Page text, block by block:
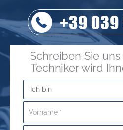
+39 039
Schreiben Sie
Techniker wird